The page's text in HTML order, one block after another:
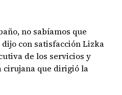
no sabíamos que
con satisfacción Lizka
de los servicios y
cirujana que dirigió la